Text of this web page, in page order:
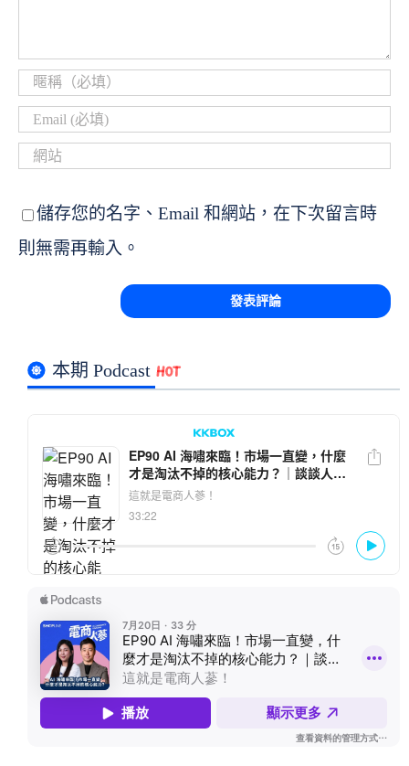
儲存您的名字、Email 和網站，在下次留言時
則無需再輸入。
本期 Podcast